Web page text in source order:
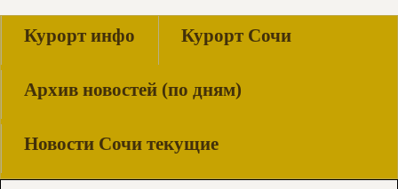
Курорт инфо Курорт Сочи
Архив новостей (по дням)
Новости Сочи текущие